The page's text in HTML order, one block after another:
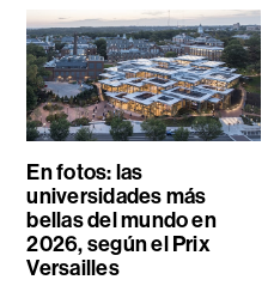
En fotos: las
universidades más
bellas del mundo en
2026, según el Prix
Versailles